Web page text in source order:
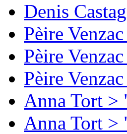
Denis
Pèire
Pèire
Pèire
Anna Tort >
Anna Tort >